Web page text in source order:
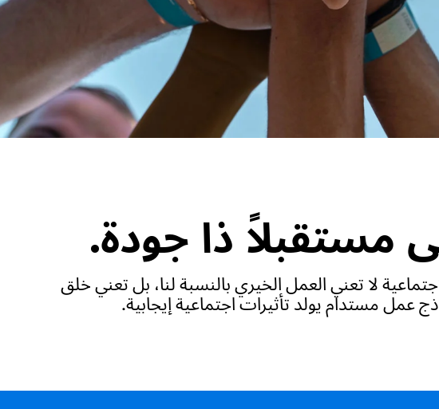
مستقبلاً ذا جودة.
لا تعني العمل الخيري بالنسبة لنا، بل تعني خلق
عمل مستدام يولد تأثيرات اجتماعية إيجابية.